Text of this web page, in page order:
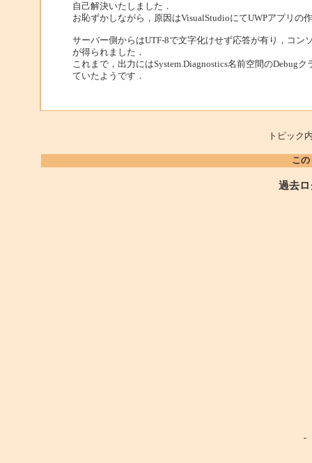
自己解決いたしました．
お恥ずかしながら，原因はVisualStudioにてUWPアプリの
サーバー側からはUTF-8で文字化けせず応答が有り，コ
が得られました．
これまで，出力にはSystem.Diagnostics名前空間のDebug
ていたようです．
トピッ
こ
過去